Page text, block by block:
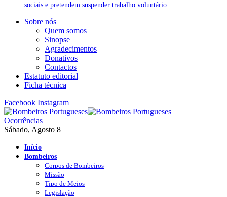
sociais e pretendem suspender trabalho voluntário
Sobre nós
Quem somos
Sinopse
Agradecimentos
Donativos
Contactos
Estatuto editorial
Ficha técnica
Facebook Instagram
Ocorrências
Sábado, Agosto 8
Início
Bombeiros
Corpos de Bombeiros
Missão
Tipo de Meios
Legislação